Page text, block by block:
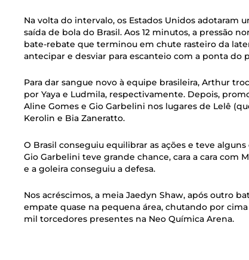
Na volta do intervalo, os Estados Unidos adotaram
saída de bola do Brasil. Aos 12 minutos, a pressão
bate-rebate que terminou em chute rasteiro da
antecipar e desviar para escanteio com a ponta do
Para dar sangue novo à equipe brasileira, Arthur
por Yaya e Ludmila, respectivamente. Depois,
Aline Gomes e Gio Garbelini nos lugares de Lelê
Kerolin e Bia Zaneratto.
O Brasil conseguiu equilibrar as ações e teve
Gio Garbelini teve grande chance, cara a cara com
e a goleira conseguiu a defesa.
Nos acréscimos, a meia Jaedyn Shaw, após outro
empate quase na pequena área, chutando por
mil torcedores presentes na Neo Química Arena.